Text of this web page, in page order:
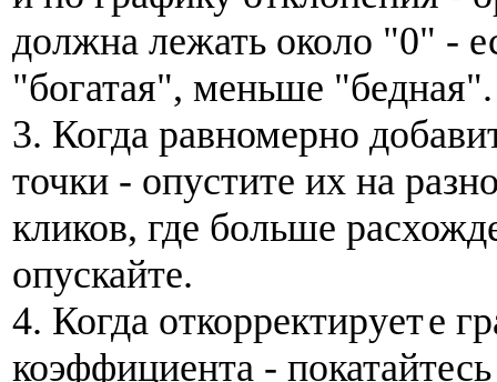
должна лежать около "0" -
"богатая", меньше "бедная".
3. Когда равномерно
точки - опустите их на
кликов, где больше
опускайте.
4. Когда откорректируете
коэффициента -